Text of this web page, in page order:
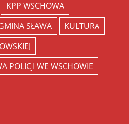
KPP WSCHOWA
SŁAWA
KULTURA
POLICJI WE WSCHOWIE